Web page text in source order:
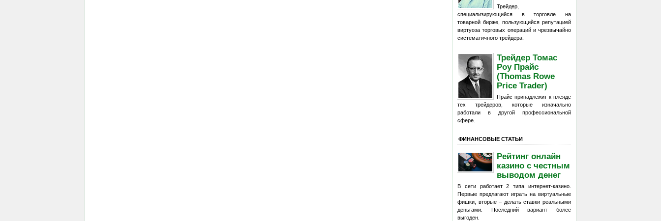
Трейдер,
специализирующийся в торговле на
товарной бирже, пользующийся репутацией
виртуоза торговых операций и чрезвычайно
систематичного трейдера.
Трейдер Томас
Роу Прайс
(Thomas Rowe
Price Trader)
Прайс принадлежит к плеяде
тех трейдеров, которые изначально
работали в другой профессиональной
сфере.
ФИНАНСОВЫЕ СТАТЬИ
Рейтинг онлайн
казино с честным
выводом денег
В сети работает 2 типа интернет-казино.
Первые предлагают играть на виртуальные
фишки, вторые – делать ставки реальными
деньгами. Последний вариант более
выгоден.